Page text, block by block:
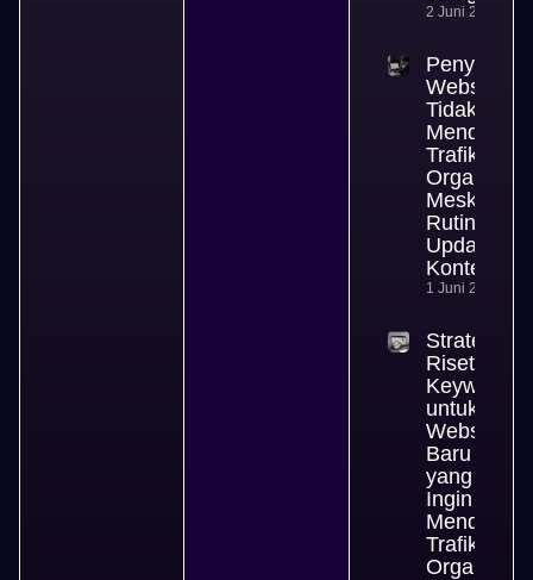
2 Juni 2026
Penyebab
Website
Tidak
Mendapat
Trafik
Organik
Meski
Rutin
Update
Konten
1 Juni 2026
Strategi
Riset
Keyword
untuk
Website
Baru
yang
Ingin
Mendapat
Trafik
Organik